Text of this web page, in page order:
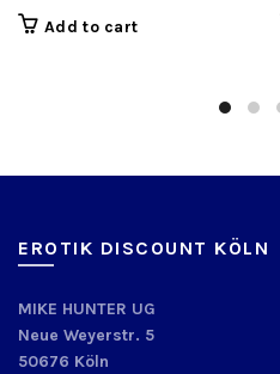
Add to cart
EROTIK DISCOUNT KÖLN
MIKE HUNTER UG
Neue Weyerstr. 5
50676 Köln